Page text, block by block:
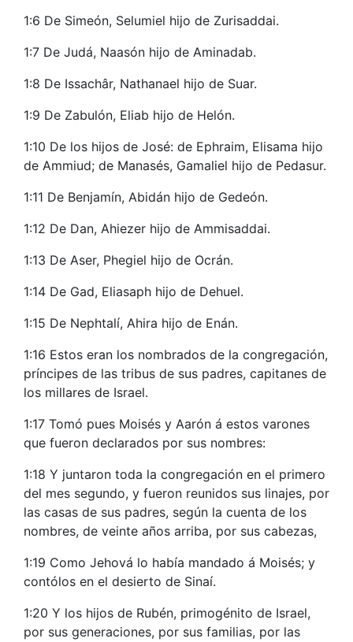
1:6 De Simeón, Selumiel hijo de Zurisaddai.
1:7 De Judá, Naasón hijo de Aminadab.
1:8 De Issachâr, Nathanael hijo de Suar.
1:9 De Zabulón, Eliab hijo de Helón.
1:10 De los hijos de José: de Ephraim, Elisama hijo
de Ammiud; de Manasés, Gamaliel hijo de Pedasur.
1:11 De Benjamín, Abidán hijo de Gedeón.
1:12 De Dan, Ahiezer hijo de Ammisaddai.
1:13 De Aser, Phegiel hijo de Ocrán.
1:14 De Gad, Eliasaph hijo de Dehuel.
1:15 De Nephtalí, Ahira hijo de Enán.
1:16 Estos eran los nombrados de la congregación,
príncipes de las tribus de sus padres, capitanes de
los millares de Israel.
1:17 Tomó pues Moisés y Aarón á estos varones
que fueron declarados por sus nombres:
1:18 Y juntaron toda la congregación en el primero
del mes segundo, y fueron reunidos sus linajes, por
las casas de sus padres, según la cuenta de los
nombres, de veinte años arriba, por sus cabezas,
1:19 Como Jehová lo había mandado á Moisés; y
contólos en el desierto de Sinaí.
1:20 Y los hijos de Rubén, primogénito de Israel,
por sus generaciones, por sus familias, por las